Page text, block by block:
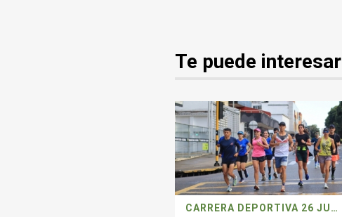
Te puede interesar
CARRERA DEPORTIVA 26 JULIO